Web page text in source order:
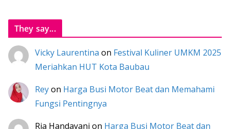
They say...
Vicky Laurentina on Festival Kuliner UMKM 2025
Meriahkan HUT Kota Baubau
Reyon Harga Busi Motor Beat dan Memahami
Fungsi Pentingnya
Ria Handayani on Harga Busi Motor Beat dan